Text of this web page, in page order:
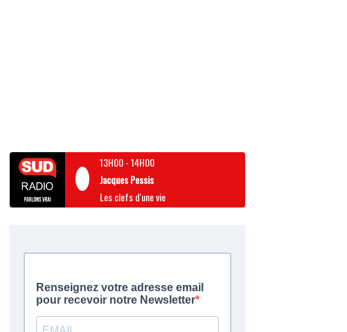
13H00-14H00
Jacques Pessis
Les clefs d'une vie